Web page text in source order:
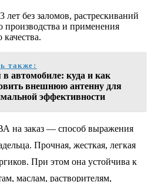
лет без заломов, растрескиваний
производства и применения
также:
в автомобиле: куда и как
внешнюю антенну для
эффективности
на заказ — способ выражения
Прочная, жесткая, легкая
При этом она устойчива к
маслам, растворителям,